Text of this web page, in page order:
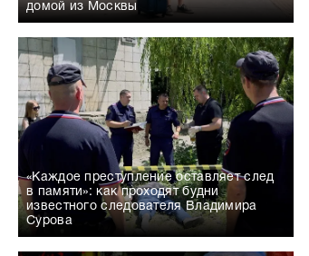
домой из Москвы
«Каждое преступление оставляет след
в памяти»: как проходят будни
известного следователя Владимира
Сурова